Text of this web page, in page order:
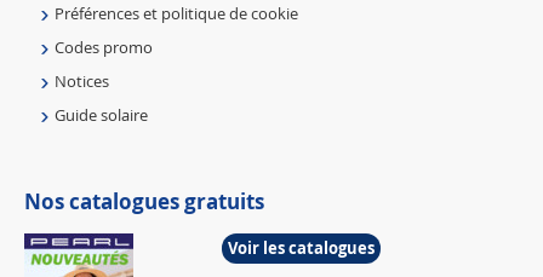
Préférences et politique de cookie
Codes promo
Notices
Guide solaire
Nos catalogues gratuits
Voir les catalogues